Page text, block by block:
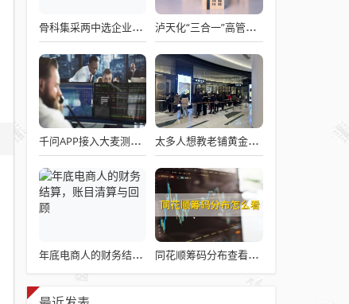
骨科集采两中选企业破产失联 官方罕见通报 泸天化“三合一”高管王斌辞职：高管变动叠加财务、业绩双重压力，公司进入阶段性调整期
千问APP接入大麦测试“一句话买电影票” 太多人想教老铺黄金怎么做生意了
年底电商人的财务结算，账目清算与回顾 同花顺筹码分布查看详解攻略